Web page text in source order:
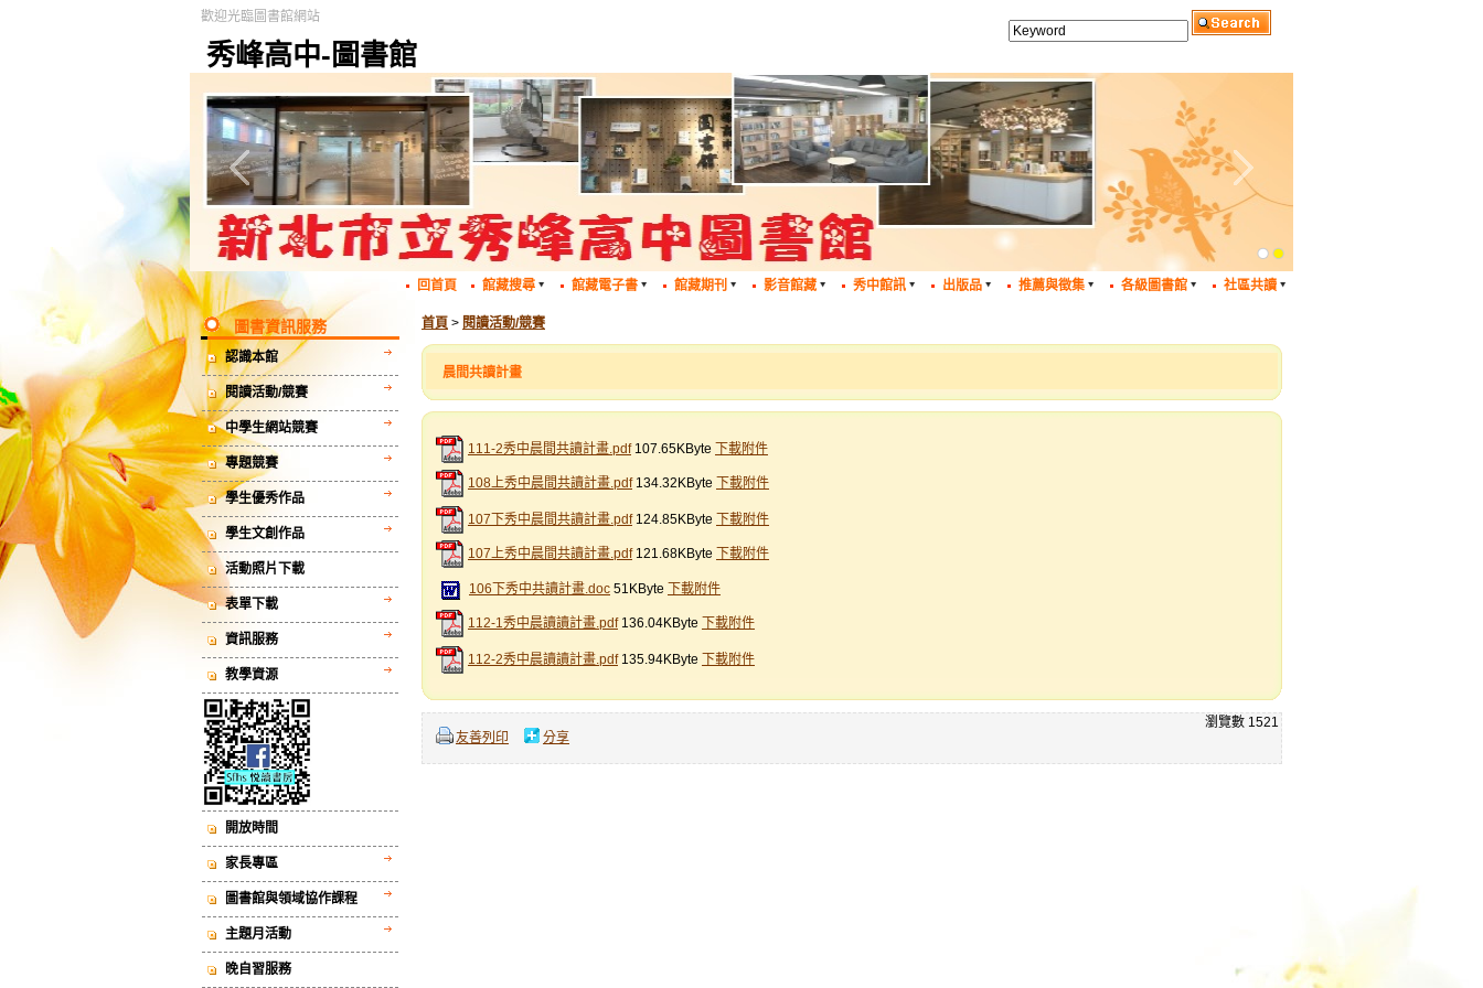
秀峰高中-圖書館
歡迎光臨圖書館網站
回首頁 館藏搜尋 館藏電子書 館藏期刊 影音館藏 秀中館訊 出版品 推薦與徵集 各級圖書館 社區共讀
圖書資訊服務
認識本館
閱讀活動/競賽
中學生網站競賽
專題競賽
學生優秀作品
學生文創作品
活動照片下載
表單下載
資訊服務
教學資源
開放時間
家長專區
圖書館與領域協作課程
主題月活動
晚自習服務
首頁 > 閱讀活動/競賽
晨間共讀計畫
111-2秀中晨間共讀計畫.pdf 107.65KByte 下載附件
108上秀中晨間共讀計畫.pdf 134.32KByte 下載附件
107下秀中晨間共讀計畫.pdf 124.85KByte 下載附件
107上秀中晨間共讀計畫.pdf 121.68KByte 下載附件
106下秀中共讀計畫.doc 51KByte 下載附件
112-1秀中晨讀讀計畫.pdf 136.04KByte 下載附件
112-2秀中晨讀讀計畫.pdf 135.94KByte 下載附件
瀏覽數 1521
友善列印
分享